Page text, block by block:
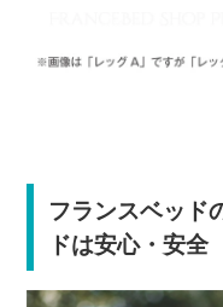
フランスベッド
ドは安心・安全